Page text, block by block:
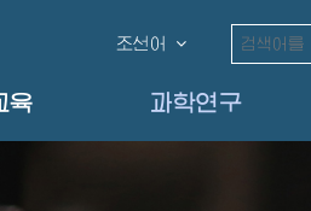
조선어
육 과학연구